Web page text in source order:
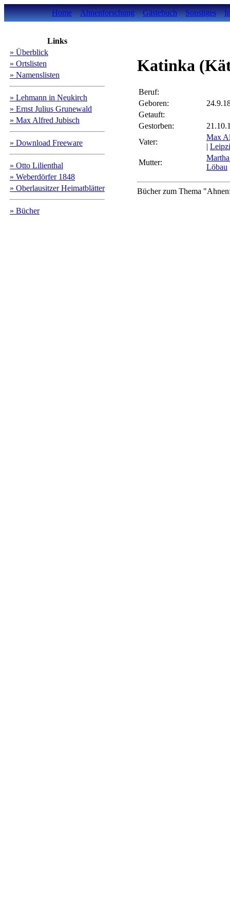
Home Ahnenforschung Gästebuch Sonstiges
Links
» Überblick
» Ortslisten
» Namenslisten
» Lehmann in Neukirch
» Ernst Julius Grunewald
» Max Alfred Jubisch
» Download Freeware
» Otto Lilienthal
» Weberdörfer 1848
» Oberlausitzer Heimatblätter
» Bücher
Katinka
Beruf:
Geboren:
Getauft:
Gestorben:
Vater:
Max
|
Mutter:
Löbau
Bücher zum Thema